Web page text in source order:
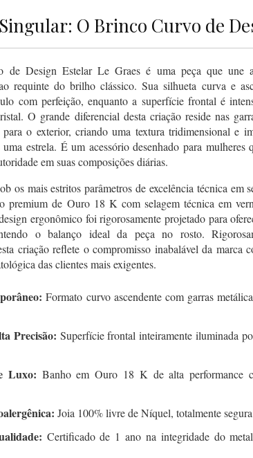
O Brinco Curvo de
de Design Estelar Le Graes é uma peça que une
requinte do brilho clássico. Sua silhueta curva e
com perfeição, enquanto a superfície frontal é
O grande diferencial desta criação reside nas
o exterior, criando uma textura tridimensional e
estrela. É um acessório desenhado para mulheres
em suas composições diárias.
os mais estritos parâmetros de excelência técnica em
premium de Ouro 18 K com selagem técnica em
ergonômico foi rigorosamente projetado para
o balanço ideal da peça no rosto.
criação reflete o compromisso inabalável da marca
das clientes mais exigentes.
Formato curvo ascendente com garras
Precisão: Superfície frontal inteiramente iluminada
Luxo: Banho em Ouro 18 K de alta performance
Joia 100% livre de Níquel, totalmente
Certificado de 1 ano na integridade do